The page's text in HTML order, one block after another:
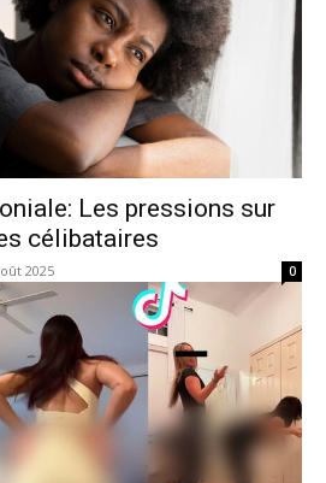
Les pressions sur
célibataires
2025 0